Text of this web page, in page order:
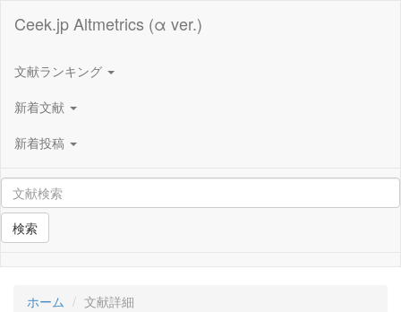
Ceek.jp Altmetrics (α ver.)
文献ランキング
新着文献
新着投稿
検索
ホーム 文献詳細